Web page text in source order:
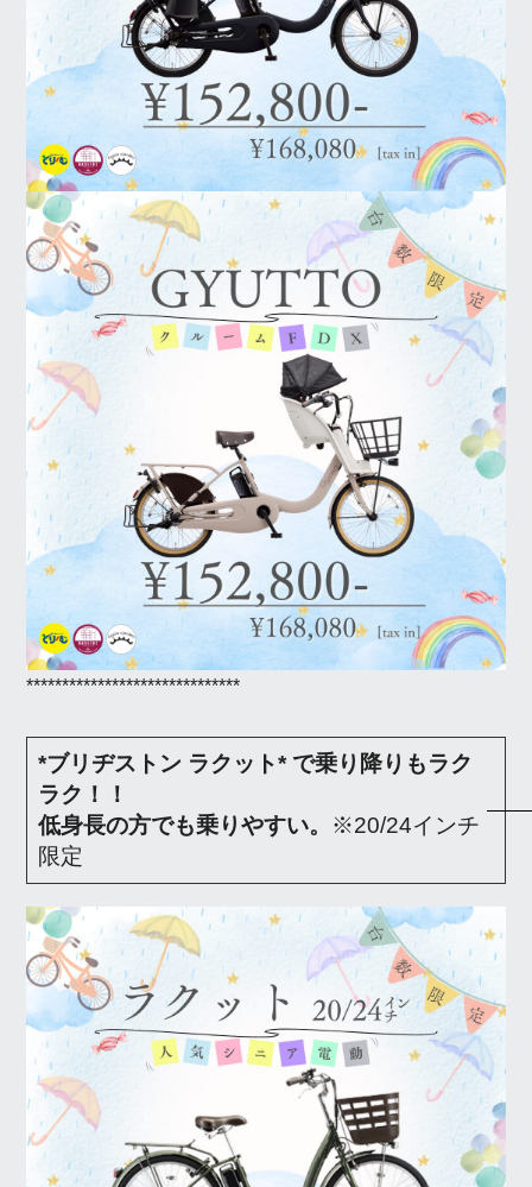
******************************
*ブリヂストン ラクット* で乗り降りもラク
ラク！！
低身長の方でも乗りやすい。 ※20/24インチ
限定